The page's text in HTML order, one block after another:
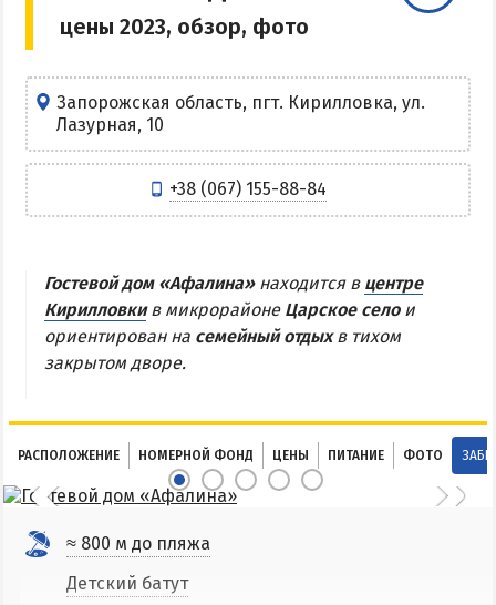
Центр Кирилловки
Остров Бирючий
Частный сектор в Кирилловке
Жилье в Кирилловке с бассейном
Жилье на первой линии
АРАБАТСКАЯ СТРЕЛКА
Веб-камеры Арабатки и Геническа
Проезд на Арабатскую Стрелку
Горячие источники
Розовое озеро
Глицериновое озеро
Сиваш
цены 2023, обзор, фото
Запорожская область, пгт. Кирилловка, ул.
Лазурная, 10
+38 (067) 155-88-84
Гостевой дом «Афалина»находится в центре
Кирилловкив микрорайоне Царское селои
ориентирован на семейный отдыхв тихом
закрытом дворе.
РАСПОЛОЖЕНИЕ НОМЕРНОЙ ФОНД ЦЕНЫ ПИТАНИЕ ФОТО
≈ 800 м до пляжа
Детский батут